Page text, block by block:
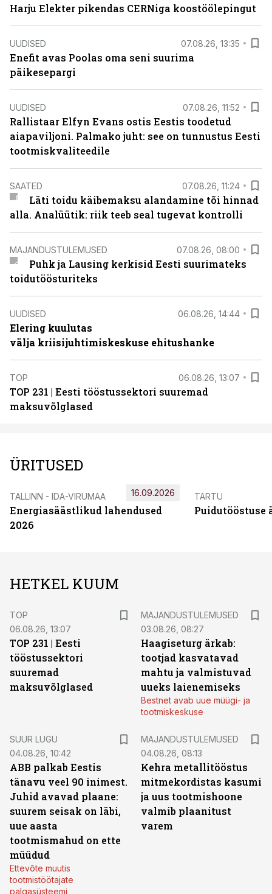
Harju Elekter pikendas CERNiga koostöölepingut
UUDISED 07.08.26, 13:35
Enefit avas Poolas oma seni suurima
päikesepargi
UUDISED 07.08.26, 11:52
Rallistaar Elfyn Evans ostis Eestis toodetud
aiapaviljoni. Palmako juht: see on tunnustus Eesti
tootmiskvaliteedile
SAATED 07.08.26, 11:24
Läti toidu käibemaksu alandamine tõi hinnad
alla. Analüütik: riik teeb seal tugevat kontrolli
MAJANDUSTULEMUSED 07.08.26, 08:00
Puhk ja Lausing kerkisid Eesti suurimateks
toidutöösturiteks
UUDISED 06.08.26, 14:44
Elering kuulutas
välja kriisijuhtimiskeskuse ehitushanke
TOP 06.08.26, 13:07
TOP 231 | Eesti tööstussektori suuremad
maksuvõlglased
ÜRITUSED
TALLINN - IDA-VIRUMAA
Energiasäästlikud lahendused
2026
16.09.2026 TARTU
Puidutööstuse
HETKEL KUUM
TOP
06.08.26, 13:07
TOP 231 | Eesti
tööstussektori
suuremad
maksuvõlglased
MAJANDUSTULEMUSED
03.08.26, 08:27
Haagiseturg ärkab:
tootjad kasvatavad
mahtu ja valmistuvad
uueks laienemiseks
Bestnet avab uue müügi- ja
tootmiskeskuse
SUUR LUGU
04.08.26, 10:42
ABB palkab Eestis
tänavu veel 90 inimest.
Juhid avavad plaane:
suurem seisak on läbi,
uue aasta
tootmismahud on ette
müüdud
Ettevõte muutis
tootmistöötajate
palgasüsteemi
MAJANDUSTULEMUSED
04.08.26, 08:13
Kehra metallitööstus
mitmekordistas kasumi
ja uus tootmishoone
valmib plaanitust
varem